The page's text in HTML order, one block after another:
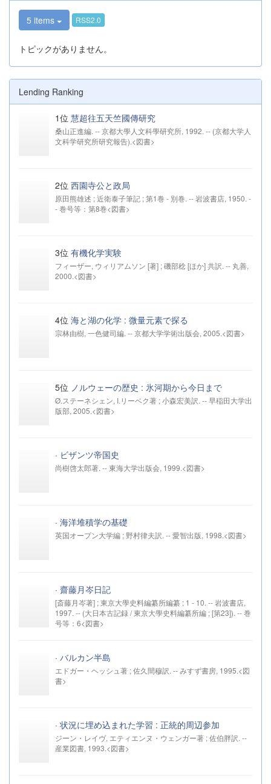
5 items RSS2.0
トピックがありません。
Lending Ranking
1位 慧超往五天竺國傳研究
桑山正進編. -- 京都大學人文科學研究所, 1992. -- (京都大学人
文科学研究所研究報告).<図書>
2位 西園寺公と政局
原田熊雄述 ; 近衛泰子筆記 ; 第1巻 - 別巻. -- 岩波書店, 1950. -
- 巻号等：第8巻<図書>
3位 有機化学実験
フィーザー, ウィリアムソン [著] ; 磯部稔 [ほか] 共訳. -- 丸善,
2000.<図書>
4位 海と湖の化学 : 微量元素で探る
宗林由樹, 一色健司編. -- 京都大学学術出版会, 2005.<図書>
5位 ノルウェーの歴史 : 氷河期から今日まで
Ø.ステーネシェン, I.リーベク著 ; 小森宏美訳. -- 早稲田大学出
版部, 2005.<図書>
· ビザンツ帝国史
尚樹啓太郎著. -- 東海大学出版会, 1999.<図書>
· 海洋堆積学の基礎
英国オープン大学編 ; 野村律夫訳. -- 愛智出版, 1998.<図書>
· 齋藤月岑日記
[斎藤月岑著] ; 東京大學史料編纂所編纂 ; 1 - 10. -- 岩波書店,
1997. -- (大日本古記録 / 東京大學史料編纂所編 ; [第23]). -- 巻
号等：6<図書>
· バルカン半島
エドガー・ヘッシュ著 ; 佐久間穆訳. -- みすず書房, 1995.<図
書>
· 状況に埋め込まれた学習 : 正統的周辺参加
ジーン・レイヴ, エティエンヌ・ウェンガー著 ; 佐伯胖訳. --
産業図書, 1993.<図書>